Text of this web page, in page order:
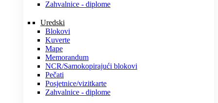
Zahvalnice - diplome
Uredski
Blokovi
Kuverte
Mape
Memorandum
NCR/Samokopirajući blokovi
Pečati
Posjetnice/vizitkarte
Zahvalnice - diplome